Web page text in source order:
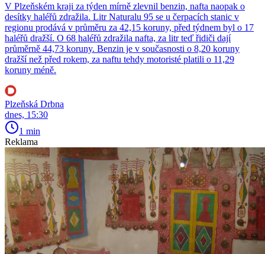
V Plzeňském kraji za týden mírně zlevnil benzin, nafta naopak o
desítky haléřů zdražila. Litr Naturalu 95 se u čerpacích stanic v
regionu prodává v průměru za 42,15 koruny, před týdnem byl o 17
haléřů dražší. O 68 haléřů zdražila nafta, za litr teď řidiči dají
průměrně 44,73 koruny. Benzin je v současnosti o 8,20 koruny
dražší než před rokem, za naftu tehdy motoristé platili o 11,29
koruny méně.
Plzeňská Drbna
dnes, 15:30
1 min
Reklama